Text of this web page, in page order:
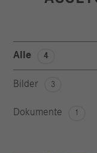
Alle 4
Bilder 3
Dokumente 1